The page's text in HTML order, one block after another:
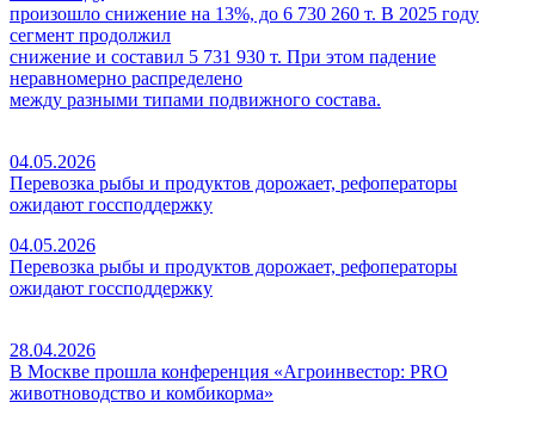
произошло снижение на 13%, до 6 730 260 т. В 2025 году
сегмент продолжил
снижение и составил 5 731 930 т. При этом падение
неравномерно распределено
между разными типами подвижного состава.
04.05.2026
Перевозка рыбы и продуктов дорожает, рефоператоры
ожидают госсподдержку
04.05.2026
Перевозка рыбы и продуктов дорожает, рефоператоры
ожидают госсподдержку
28.04.2026
В Москве прошла конференция «Агроинвестор: PRO
животноводство и комбикорма»